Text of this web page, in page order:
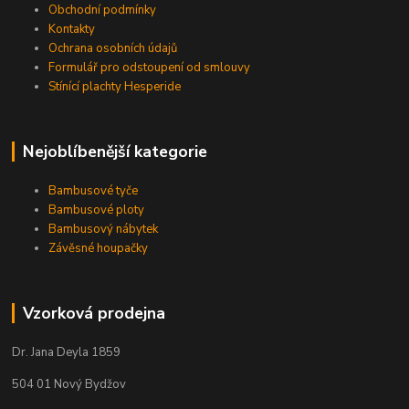
Obchodní podmínky
Kontakty
Ochrana osobních údajů
Formulář pro odstoupení od smlouvy
Stínící plachty Hesperide
Nejoblíbenější kategorie
Bambusové tyče
Bambusové ploty
Bambusový nábytek
Závěsné houpačky
Vzorková prodejna
Dr. Jana Deyla 1859
504 01 Nový Bydžov